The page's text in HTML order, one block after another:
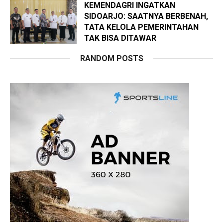
KEMENDAGRI INGATKAN
SIDOARJO: SAATNYA BERBENAH,
TATA KELOLA PEMERINTAHAN
TAK BISA DITAWAR
RANDOM POSTS